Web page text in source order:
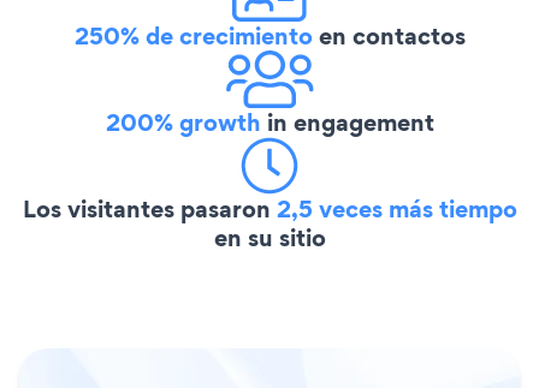
250% de crecimientoen contactos
200% growth in engagement
Los visitantes pasaron 2,5 veces más tiempo
en su sitio